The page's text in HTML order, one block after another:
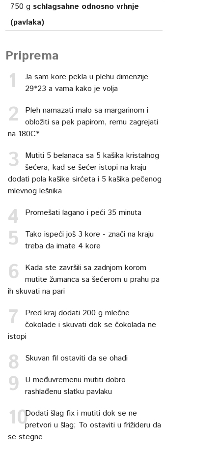
750 gschlagsahne odnosno vrhnje
(pavlaka)
Priprema
Ja sam kore pekla u plehu dimenzije
29*23 a vama kako je volja
Pleh namazati malo sa margarinom i
obložiti sa pek papirom, rernu zagrejati
na 180C*
Mutiti 5 belanaca sa 5 kašika kristalnog
šećera, kad se šećer istopi na kraju
dodati pola kašike sirćeta i 5 kašika pečenog
mlevnog lešnika
Promešati lagano i peći 35 minuta
Tako ispeći još 3 kore - znači na kraju
treba da imate 4 kore
Kada ste završili sa zadnjom korom
mutite žumanca sa šećerom u prahu pa
ih skuvati na pari
Pred kraj dodati 200 g mlečne
čokolade i skuvati dok se čokolada ne
istopi
Skuvan fil ostaviti da se ohadi
U međuvremenu mutiti dobro
rashlađenu slatku pavlaku
Dodati šlag fix i mutiti dok se ne
pretvori u šlag; To ostaviti u frižideru da
se stegne